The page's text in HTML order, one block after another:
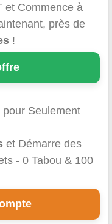
et Commence à
près de
!
pour Seulement
et Démarre des
- 0 Tabou & 100